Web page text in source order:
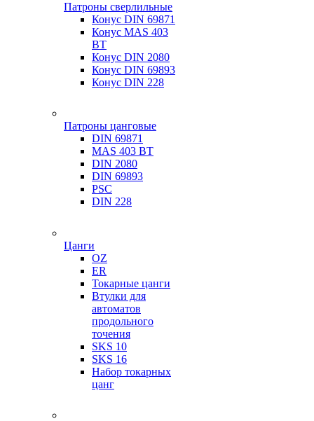
Патроны сверлильные
Конус DIN 69871
Конус MAS 403
BT
Конус DIN 2080
Конус DIN 69893
Конус DIN 228
Патроны цанговые
DIN 69871
MAS 403 BT
DIN 2080
DIN 69893
PSC
DIN 228
Цанги
OZ
ER
Токарные цанги
Втулки для
автоматов
продольного
точения
SKS 10
SKS 16
Набор токарных
цанг